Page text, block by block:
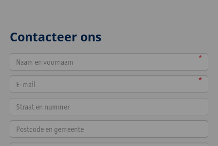
Contacteer ons
*
*